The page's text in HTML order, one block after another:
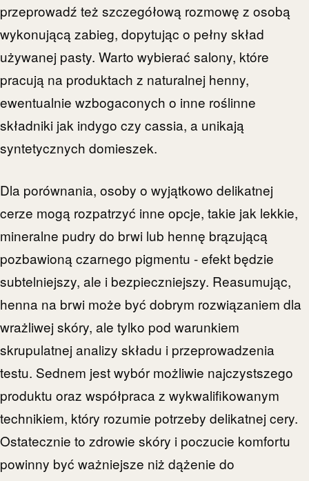
przeprowadź też szczegółową rozmowę z osobą
wykonującą zabieg, dopytując o pełny skład
używanej pasty. Warto wybierać salony, które
pracują na produktach z naturalnej henny,
ewentualnie wzbogaconych o inne roślinne
składniki jak indygo czy cassia, a unikają
syntetycznych domieszek.
Dla porównania, osoby o wyjątkowo delikatnej
cerze mogą rozpatrzyć inne opcje, takie jak lekkie,
mineralne pudry do brwi lub hennę brązującą
pozbawioną czarnego pigmentu - efekt będzie
subtelniejszy, ale i bezpieczniejszy. Reasumując,
henna na brwi może być dobrym rozwiązaniem dla
wrażliwej skóry, ale tylko pod warunkiem
skrupulatnej analizy składu i przeprowadzenia
testu. Sednem jest wybór możliwie najczystszego
produktu oraz współpraca z wykwalifikowanym
technikiem, który rozumie potrzeby delikatnej cery.
Ostatecznie to zdrowie skóry i poczucie komfortu
powinny być ważniejsze niż dążenie do